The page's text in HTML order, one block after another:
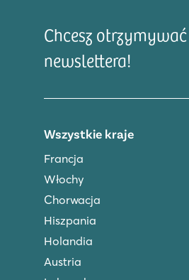
Cala Canyelles
Cala Canyelles
Basen z 2 zjeżdżalniami
Taras ze wspaniałymi widokami
Położony w pobliżu
Platja Brava
Platja Brava
Hiszpania - - Costa Brava - Playa de
Chcesz
newslettera!
Wszystkie kraje
Francja
Włochy
Chorwacja
Hiszpania
Holandia
Austria